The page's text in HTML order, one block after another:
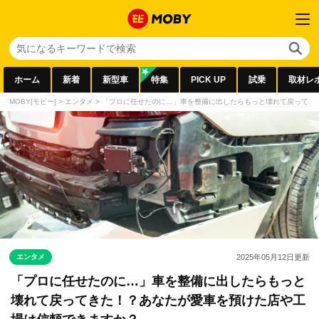
ホーム 新着 新型車 特集 PICK UP 試乗 取材レ
MOBY[モビー] > エンタメ > 「プロに任せたのに…」車を整備に出したらもっと壊れて戻って
エンタメ 2025年05月12日更新
「プロに任せたのに…」車を整備に出したらもっと
壊れて戻ってきた！？あなたが愛車を預けた店や工